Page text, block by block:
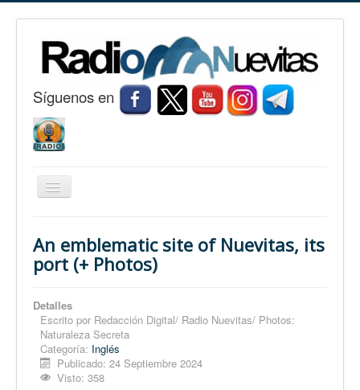
Síguenos en
Cambiar
Nuevitas
Conozca Nuevitas
Fotorreportaje
Opinión
An emblematic site of Nuevitas, its
port (+ Photos)
Detalles
Escrito por Redacción Digital/ Radio Nuevitas/ Photos:
Naturaleza Secreta
Categoría: Inglés
Publicado: 24 Septiembre 2024
Visto: 358